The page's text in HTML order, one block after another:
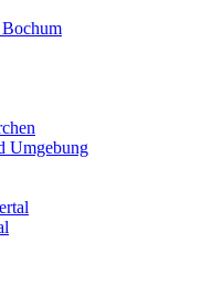
Umgebung